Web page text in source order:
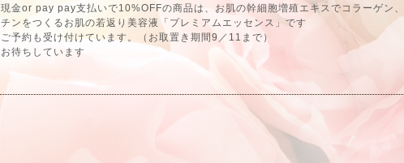
現金or pay pay支払いで10%OFFの商品は、お肌の幹細胞増殖エキスでコラーゲン
チンをつくるお肌の若返り美容液「プレミアムエッセンス」です
ご予約も受け付けています。（お取置き期間9／11まで）
お待ちしています